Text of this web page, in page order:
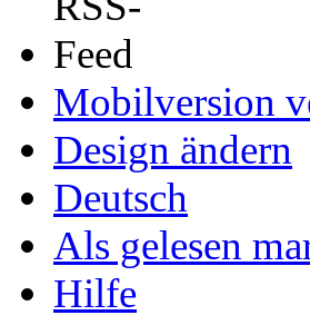
Mobilversion
Design ändern
Deutsch
Als gelesen
Hilfe